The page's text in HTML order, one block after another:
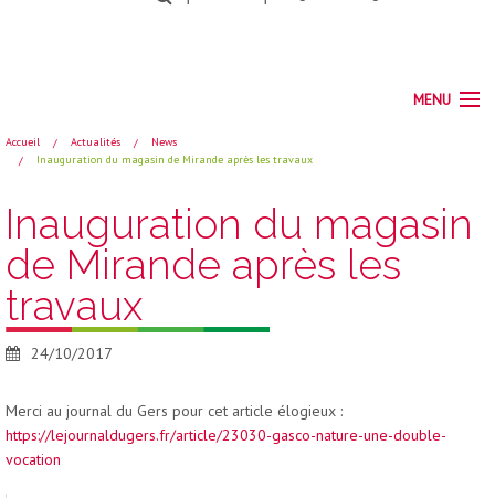
MENU
ACCUEIL
SERVICES
NOS MAGASINS
ACTUALITÉS
CONTACT JARDINERIES GASCO NATURE
Accueil Actualités
News
Inauguration du magasin de Mirande après les travaux
Inauguration du magasin
de Mirande après les
travaux
24/10/2017
Merci au journal du Gers pour cet article élogieux :
https://lejournaldugers.fr/article/23030-gasco-nature-une-double-
vocation